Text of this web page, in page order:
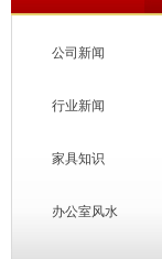
公司新闻
行业新闻
家具知识
办公室风水